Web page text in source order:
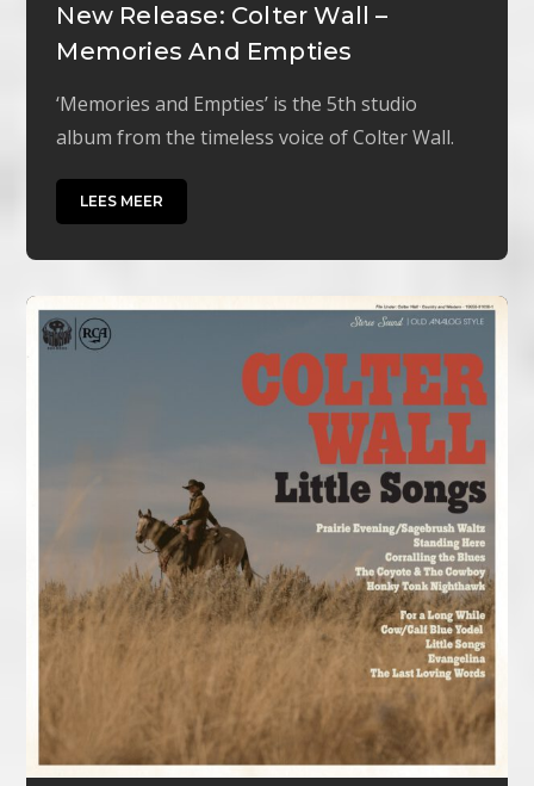
New Release: Colter Wall –
Memories And Empties
‘Memories and Empties’ is the 5th studio
album from the timeless voice of Colter Wall.
LEES MEER